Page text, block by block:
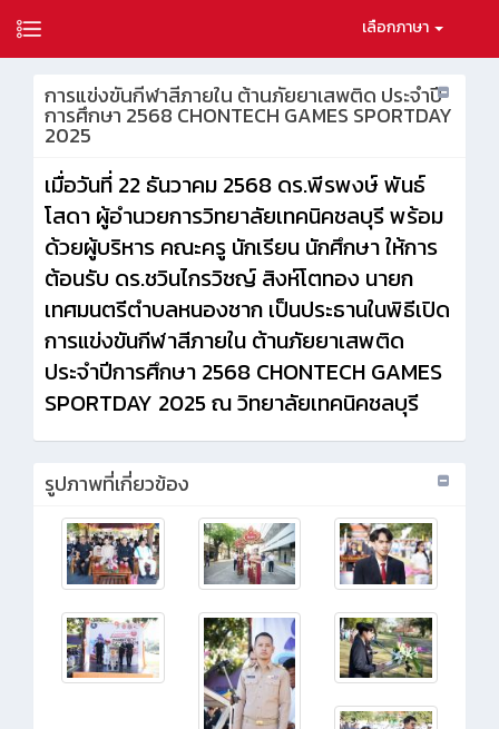
เลือกภาษา
การแข่งขันกีฬาสีภายใน ต้านภัยยาเสพติด ประจำปี
การศึกษา 2568 CHONTECH GAMES SPORTDAY
2025
เมื่อวันที่ 22 ธันวาคม 2568 ดร.พีรพงษ์ พันธ์
โสดา ผู้อำนวยการวิทยาลัยเทคนิคชลบุรี พร้อม
ด้วยผู้บริหาร คณะครู นักเรียน นักศึกษา ให้การ
ต้อนรับ ดร.ชวินไกรวิชญ์ สิงห์โตทอง นายก
เทศมนตรีตำบลหนองชาก เป็นประธานในพิธีเปิด
การแข่งขันกีฬาสีภายใน ต้านภัยยาเสพติด
ประจำปีการศึกษา 2568 CHONTECH GAMES
SPORTDAY 2025 ณ วิทยาลัยเทคนิคชลบุรี
รูปภาพที่เกี่ยวข้อง